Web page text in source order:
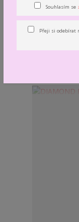
Souhlasím se
Přeji si odebírat